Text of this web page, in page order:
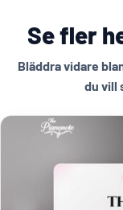
Se fler
Bläddra vidare
du vill